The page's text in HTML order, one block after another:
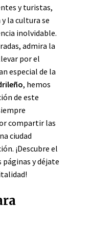
y turistas,
la cultura se
inolvidable.
admira la
por el
especial de la
, hemos
de este
compartir las
ciudad
¡Descubre el
páginas y déjate